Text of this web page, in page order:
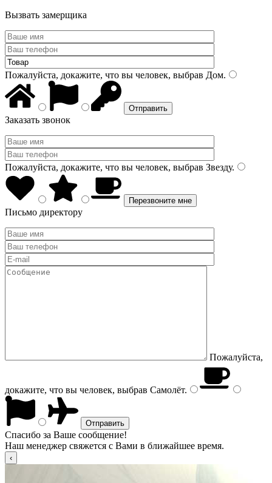
Вызвать замерщика
Пожалуйста, докажите, что вы человек, выбрав Дом.
Заказать звонок
Пожалуйста, докажите, что вы человек, выбрав Звезду.
Письмо директору
Пожалуйста,
докажите, что вы человек, выбрав Самолёт.
Спасибо за Ваше сообщение!
Наш менеджер свяжется с Вами в ближайшее время.